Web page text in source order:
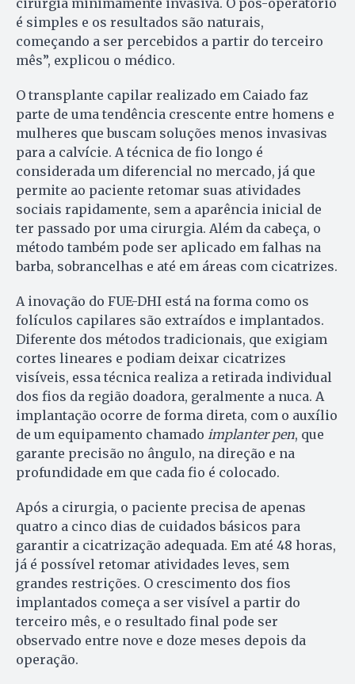
cirurgia minimamente invasiva. O pós-operatório
é simples e os resultados são naturais,
começando a ser percebidos a partir do terceiro
mês”, explicou o médico.
O transplante capilar realizado em Caiado faz
parte de uma tendência crescente entre homens e
mulheres que buscam soluções menos invasivas
para a calvície. A técnica de fio longo é
considerada um diferencial no mercado, já que
permite ao paciente retomar suas atividades
sociais rapidamente, sem a aparência inicial de
ter passado por uma cirurgia. Além da cabeça, o
método também pode ser aplicado em falhas na
barba, sobrancelhas e até em áreas com cicatrizes.
A inovação do FUE-DHI está na forma como os
folículos capilares são extraídos e implantados.
Diferente dos métodos tradicionais, que exigiam
cortes lineares e podiam deixar cicatrizes
visíveis, essa técnica realiza a retirada individual
dos fios da região doadora, geralmente a nuca. A
implantação ocorre de forma direta, com o auxílio
de um equipamento chamado implanter pen, que
garante precisão no ângulo, na direção e na
profundidade em que cada fio é colocado.
Após a cirurgia, o paciente precisa de apenas
quatro a cinco dias de cuidados básicos para
garantir a cicatrização adequada. Em até 48 horas,
já é possível retomar atividades leves, sem
grandes restrições. O crescimento dos fios
implantados começa a ser visível a partir do
terceiro mês, e o resultado final pode ser
observado entre nove e doze meses depois da
operação.